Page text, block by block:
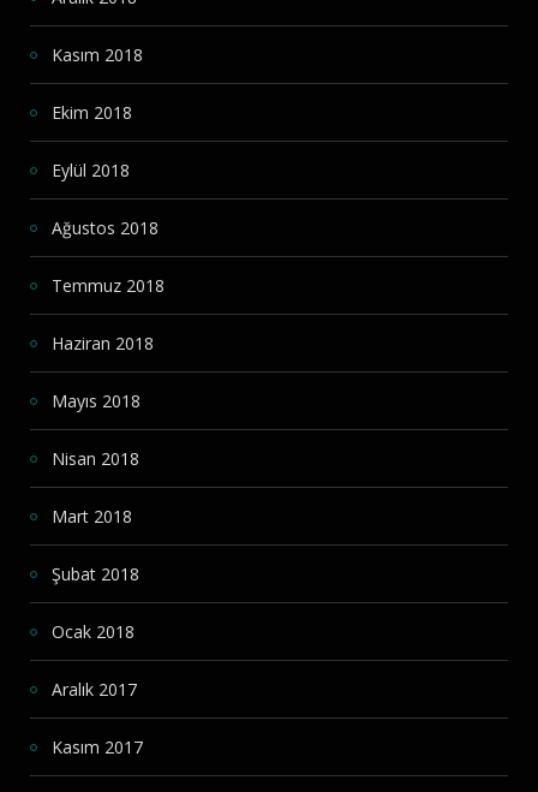
Kasım 2018
Ekim 2018
Eylül 2018
Ağustos 2018
Temmuz 2018
Haziran 2018
Mayıs 2018
Nisan 2018
Mart 2018
Şubat 2018
Ocak 2018
Aralık 2017
Kasım 2017